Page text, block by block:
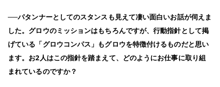
──パタンナーとしてのスタンスも見えて凄い面白いお話が伺えま
した。グロウのミッションはもちろんですが、行動指針として掲
げている「グロウコンパス」もグロウを特徴付けるものだと思い
ます。お2人はこの指針を踏まえて、どのようにお仕事に取り組
まれているのですか？